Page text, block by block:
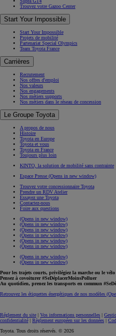
Trouvez votre Gazoo Center
Start Your Impossible
Start Your Impossible
Projets de mobilité
Partenariat Special Olympics
Team Toyota France
Carrières
Recrutement
Nos offres d'emploi
Nos valeurs
Nos engagements
Nos métiers supports
Nos métiers dans le réseau de concession
Le Groupe Toyota
A propos de nous
Histoire
Toyota en Europe
Toyota et vous
Toyota en France
Toujours plus loin
KINTO, la solution de mobilité sans contrainte
Espace Presse (Opens in new window)
Trouvez votre concessionnaire Toyota
Prendre un RDV Atelier
Essayez une Toyota
Contactez-nous
Foire aux questions
(Opens in new window)
(Opens in new window)
(Opens in new window)
(Opens in new window)
(Opens in new window)
(Opens in new window)
(Opens in new window)
(Opens in new window)
Pour les trajets courts, privilégiez la marche ou le
Pensez à covoiturer #SeDéplacerMoinsPolluer
Au quotidien, prenez les transports en commun
Retrouvez les étiquettes énergétiques de nos modèles
Réglement du site | Vos informations personnelles |
confidentialité | Règlement européen sur les données |
Toyota. Tous droits réservés. © 2026